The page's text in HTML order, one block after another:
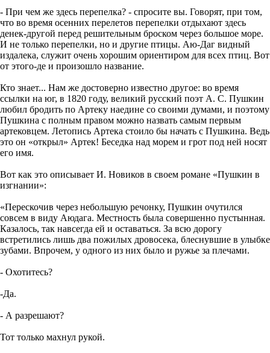
- При чем же здесь перепелка? - спросите вы. Говорят, при том,
что во время осенних перелетов перепелки отдыхают здесь
денек-другой перед решительным броском через большое море.
И не только перепелки, но и другие птицы. Аю-Даг видный
издалека, служит очень хорошим ориентиром для всех птиц. Вот
от этого-де и произошло название.
Кто знает... Нам же достоверно известно другое: во время
ссылки на юг, в 1820 году, великий русский поэт А. С. Пушкин
любил бродить по Артеку наедине со своими думами, и поэтому
Пушкина с полным правом можно назвать самым первым
артековцем. Летопись Артека стоило бы начать с Пушкина. Ведь
это он «открыл» Артек! Беседка над морем и грот под ней носят
его имя.
Вот как это описывает И. Новиков в своем романе «Пушкин в
изгнании»:
«Перескочив через небольшую речонку, Пушкин очутился
совсем в виду Аюдага. Местность была совершенно пустынная.
Казалось, так навсегда ей и оставаться. За всю дорогу
встретились лишь два пожилых дровосека, блеснувшие в улыбке
зубами. Впрочем, у одного из них было и ружье за плечами.
- Охотитесь?
-Да.
- А разрешают?
Тот только махнул рукой.